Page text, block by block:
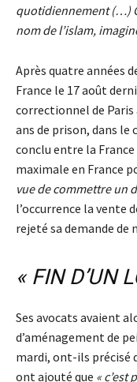
quotidiennement (…)
nom de l’islam,
Après quatre années
France le 17 août
correctionnel de
ans de prison, dans le
conclu entre la
maximale en France
vue de commettre un
l’occurrence la vente
rejeté sa demande de
« FIN D’UN
Ses avocats avaient
d’aménagement de
mardi, ont-ils précisé
ont ajouté que « c’est